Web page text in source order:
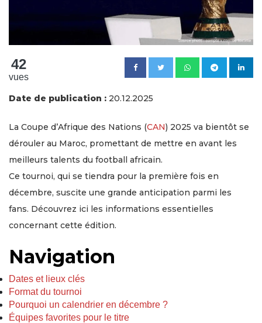
42
vues
Date de publication : 20.12.2025
La Coupe d’Afrique des Nations (CAN) 2025 va bientôt se
dérouler au Maroc, promettant de mettre en avant les
meilleurs talents du football africain.
Ce tournoi, qui se tiendra pour la première fois en
décembre, suscite une grande anticipation parmi les
fans. Découvrez ici les informations essentielles
concernant cette édition.
Navigation
Dates et lieux clés
Format du tournoi
Pourquoi un calendrier en décembre ?
Équipes favorites pour le titre